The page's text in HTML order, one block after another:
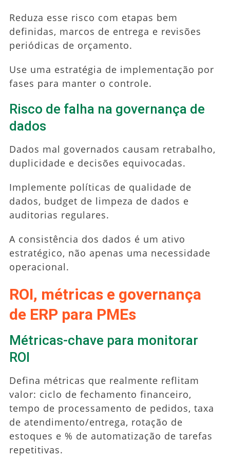
Reduza esse risco com etapas bem
definidas, marcos de entrega e revisões
periódicas de orçamento.
Use uma estratégia de implementação por
fases para manter o controle.
Risco de falha na governança de
dados
Dados mal governados causam retrabalho,
duplicidade e decisões equivocadas.
Implemente políticas de qualidade de
dados, budget de limpeza de dados e
auditorias regulares.
A consistência dos dados é um ativo
estratégico, não apenas uma necessidade
operacional.
ROI, métricas e governança
de ERP para PMEs
Métricas-chave para monitorar
ROI
Defina métricas que realmente reflitam
valor: ciclo de fechamento financeiro,
tempo de processamento de pedidos, taxa
de atendimento/entrega, rotação de
estoques e % de automatização de tarefas
repetitivas.